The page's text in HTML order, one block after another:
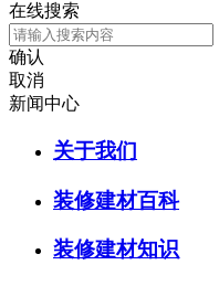
在线搜索
确认
取消
新闻中心
关于我们
装修建材百科
装修建材知识